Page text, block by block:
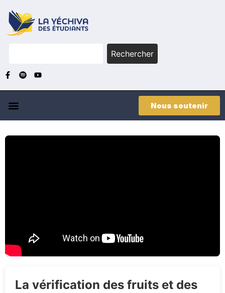
Rechercher
Nous soutenir
La vérification des fruits et des